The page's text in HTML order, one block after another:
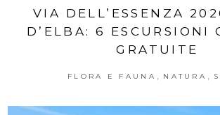
VIA DELL’ESSENZA
D’ELBA: 6 ESCURSIONI
GRATUITE
FLORA E FAUNA NATURA